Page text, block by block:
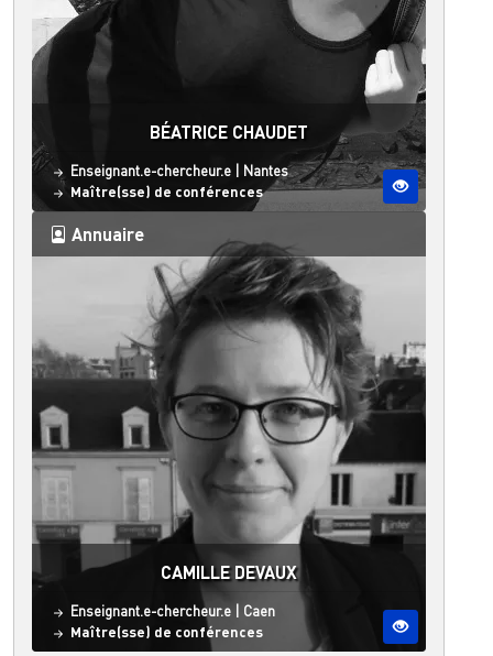
BÉATRICE CHAUDET
Statut
Enseignant.e-chercheur.e Site ESO
Nantes
Maître(sse) de conférences
Annuaire
CAMILLE DEVAUX
Statut
Enseignant.e-chercheur.e Site ESO
Caen
Maître(sse) de conférences